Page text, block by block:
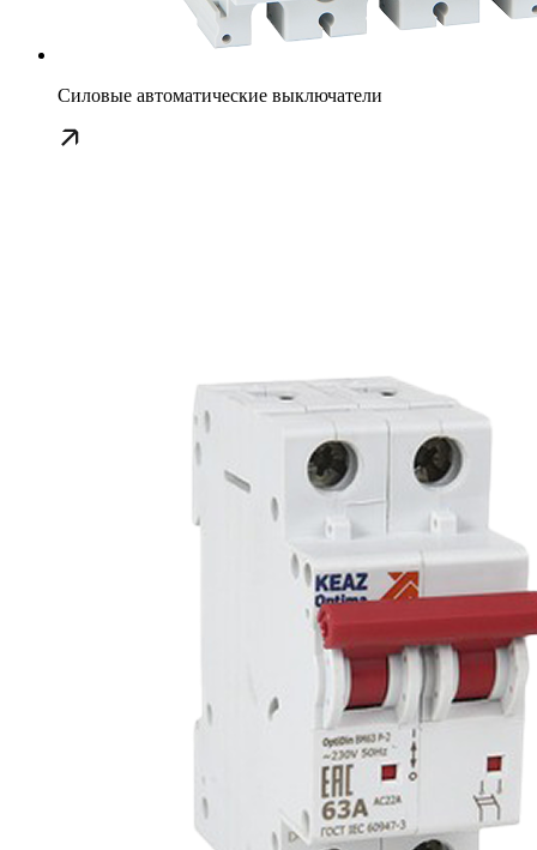
Силовые автоматические выключатели